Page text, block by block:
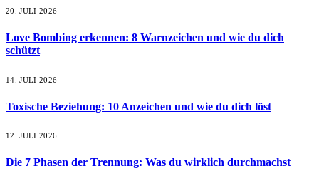
20. JULI 2026
Love Bombing erkennen: 8 Warnzeichen und wie du dich
schützt
14. JULI 2026
Toxische Beziehung: 10 Anzeichen und wie du dich löst
12. JULI 2026
Die 7 Phasen der Trennung: Was du wirklich durchmachst